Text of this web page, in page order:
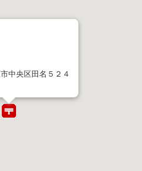
中央区田名５２４